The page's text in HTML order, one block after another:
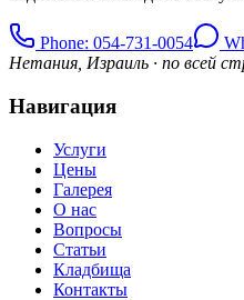
Phone: 054-731-0054
Нетания, Израиль · по всей
Навигация
Услуги
Цены
Галерея
О нас
Вопросы
Статьи
Кладбища
Контакты